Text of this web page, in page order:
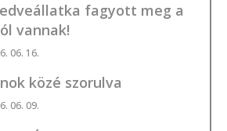
fagyott meg a
vannak!
06. 16.
közé szorulva
06. 09.